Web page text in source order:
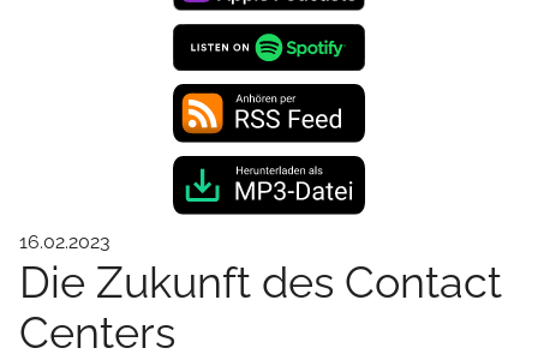
16.02.2023
Die Zukunft des Contact
Centers